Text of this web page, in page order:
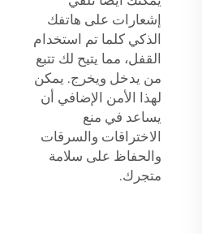
إشعارات على هاتفك
الذكي كلما تم استخدام
القفل، مما يتيح لك تتبع
من يدخل ويخرج. يمكن
لهذا الأمن الإضافي أن
يساعد في منع
الاختراقات والسرقات
والحفاظ على سلامة
متجرك.